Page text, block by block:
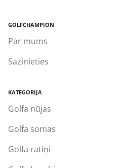
GOLFCHAMPION
Par mums
Sazinieties
KATEGORIJA
Golfa nūjas
Golfa somas
Golfa ratiņi